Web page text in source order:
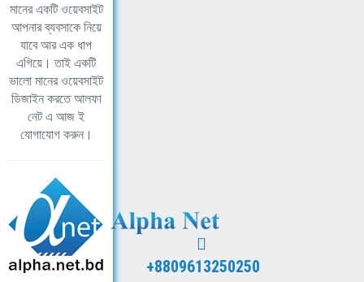
মানের একটি ওয়েবসাইট
আপনার ব্যবসাকে নিয়ে
যাবে আর এক ধাপ
এগিয়ে। তাই একটি
ভালো মানের ওয়েবসাইট
ডিজাইন করতে আলফা
নেট এ আজ ই
যোগাযোগ করুন।
+8809613250250